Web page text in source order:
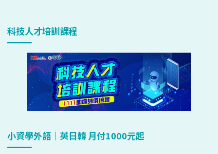
科技人才培訓課程
小資學外語｜英日韓 月付1000元起